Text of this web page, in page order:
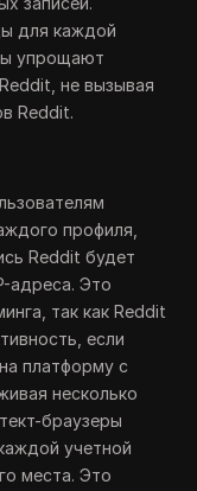
для каждой
упрощают
не вызывая
Reddit.
профиля,
Reddit будет
адреса. Это
так как Reddit
если
платформу с
несколько
браузеры
учетной
места. Это